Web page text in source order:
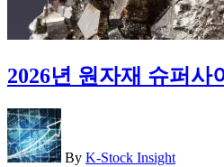
2026년 원자재 슈퍼사
By K-Stock Insight